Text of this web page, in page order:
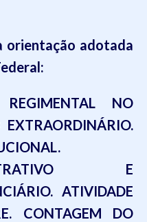
orientação adotada
REGIMENTAL NO
EXTRAORDINÁRIO.
E
ATIVIDADE
. CONTAGEM DO